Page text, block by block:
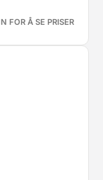
FOR Å SE PRISER